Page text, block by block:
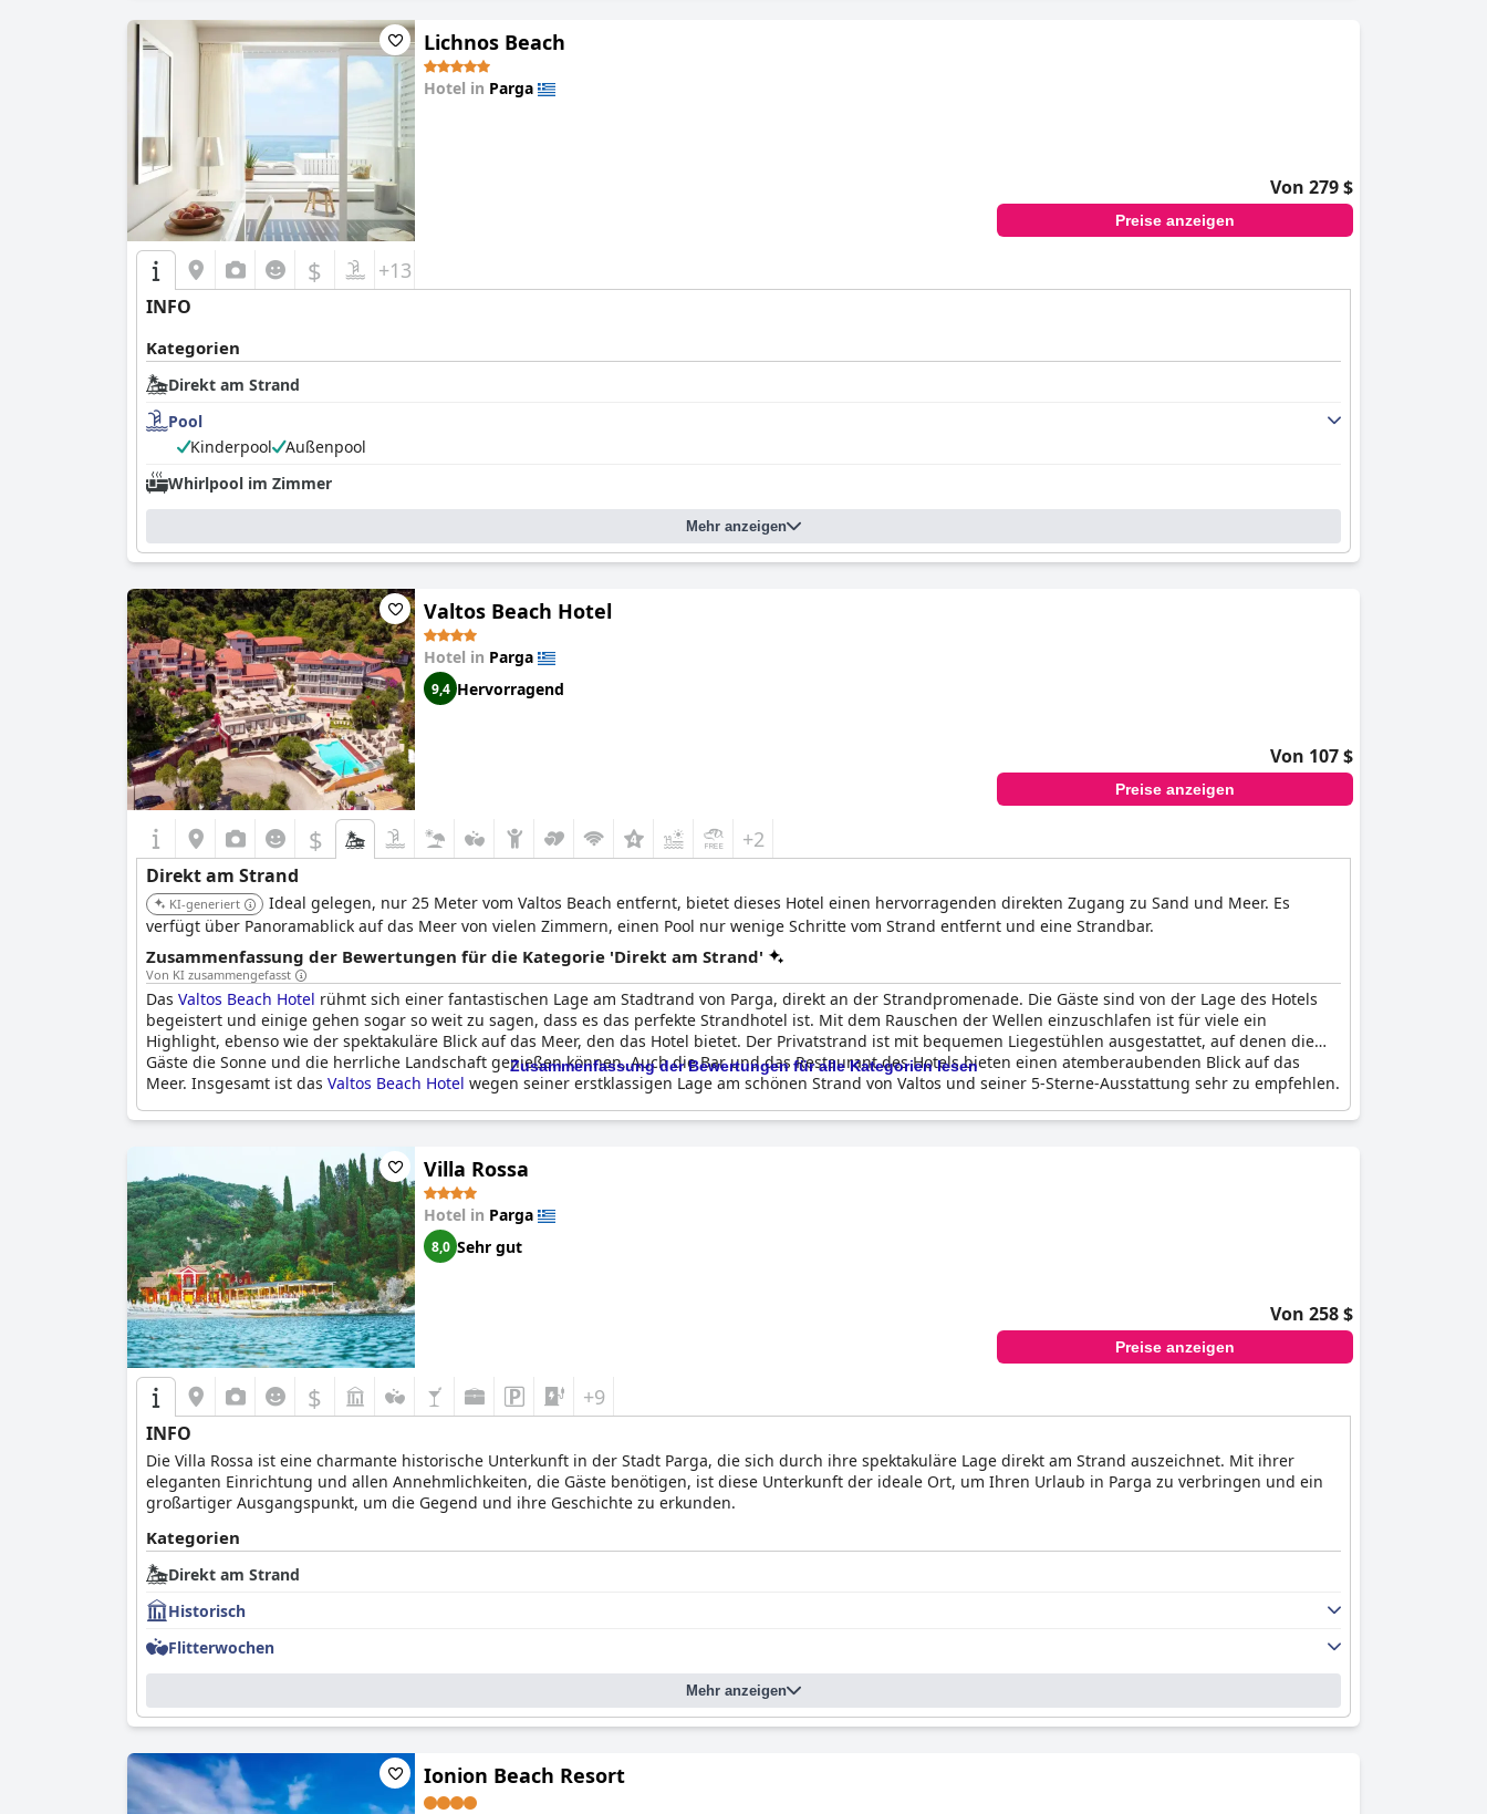
Lichnos Beach
Hotel in Parga
Von 279 $
Preise anzeigen
$ +13
INFO
Kategorien
Direkt am Strand
Pool
Kinderpool
Außenpool
Whirlpool im Zimmer
Mehr anzeigen
Valtos Beach Hotel
Hotel in Parga
9,4 Hervorragend
Von 107 $
Preise anzeigen
$ +2
Direkt am Strand
KI-generiert
Ideal gelegen, nur 25 Meter vom Valtos Beach entfernt, bietet dieses Hotel einen hervorragenden direkten Zugang zu Sand und Meer. Es
verfügt über Panoramablick auf das Meer von vielen Zimmern, einen Pool nur wenige Schritte vom Strand entfernt und eine Strandbar.
Zusammenfassung der Bewertungen für die Kategorie 'Direkt am Strand'
Von KI zusammengefasst
Das Valtos Beach Hotel rühmt sich einer fantastischen Lage am Stadtrand von Parga, direkt an der Strandpromenade. Die Gäste sind von der Lage des Hotels
begeistert und einige gehen sogar so weit zu sagen, dass es das perfekte Strandhotel ist. Mit dem Rauschen der Wellen einzuschlafen ist für viele ein
Highlight, ebenso wie der spektakuläre Blick auf das Meer, den das Hotel bietet. Der Privatstrand ist mit bequemen Liegestühlen ausgestattet, auf denen die
Gäste die Sonne und die herrliche Landschaft genießen können. Auch die Bar und das Restaurant des Hotels bieten einen atemberaubenden Blick auf das
Meer. Insgesamt ist das Valtos Beach Hotel wegen seiner erstklassigen Lage am schönen Strand von Valtos und seiner 5-Sterne-Ausstattung sehr zu empfehlen.
Zusammenfassung der Bewertungen für alle Kategorien lesen
Villa Rossa
Hotel in Parga
8,0 Sehr gut
Von 258 $
Preise anzeigen
$ +9
INFO
Die Villa Rossa ist eine charmante historische Unterkunft in der Stadt Parga, die sich durch ihre spektakuläre Lage direkt am Strand auszeichnet. Mit ihrer
eleganten Einrichtung und allen Annehmlichkeiten, die Gäste benötigen, ist diese Unterkunft der ideale Ort, um Ihren Urlaub in Parga zu verbringen und ein
großartiger Ausgangspunkt, um die Gegend und ihre Geschichte zu erkunden.
Kategorien
Direkt am Strand
Historisch
Flitterwochen
Mehr anzeigen
Ionion Beach Resort